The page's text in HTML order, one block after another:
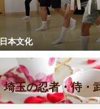
日本文化
埼玉の忍者・侍・